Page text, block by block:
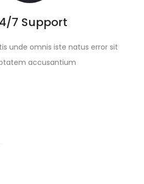
7 Support
unde omnis iste natus error sit
accusantium